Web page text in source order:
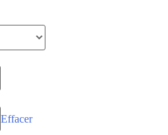
Effacer